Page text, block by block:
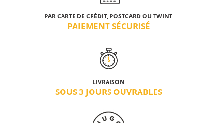
PAR CARTE DE CRÉDIT, POSTCARD OU TWINT
PAIEMENT SÉCURISÉ
LIVRAISON
SOUS 3 JOURS OUVRABLES